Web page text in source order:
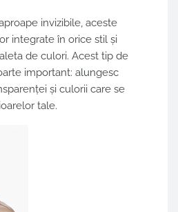
invizibile, aceste
integrate în orice stil și
de culori. Acest tip de
important: alungesc
și culorii care se
tale.